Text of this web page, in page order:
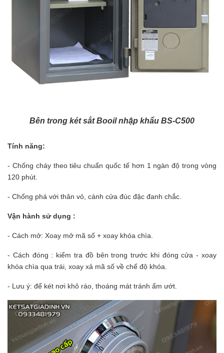
Bên trong két sắt Booil nhập khẩu BS-C500
Tính năng:
- Chống cháy theo tiêu chuẩn quốc tế hơn 1 ngàn độ trong vòng
120 phút.
- Chống phá với thân vỏ, cánh cửa đúc đặc đanh chắc.
Vận hành sử dụng :
- Cách mở: Xoay mở mã số + xoay khóa chìa.
- Cách đóng : kiểm tra đồ bên trong trước khi đóng cửa - xoay
khóa chìa qua trái, xoay xả mã số về chế độ khóa.
- Lưu ý: để két nơi khô ráo, thoáng mát tránh ẩm ướt.